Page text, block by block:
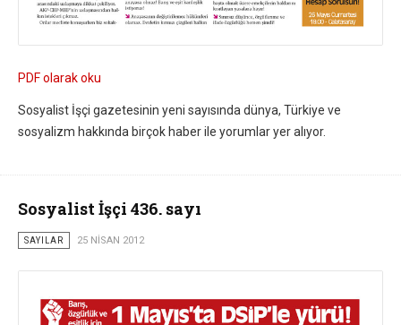
PDF olarak oku
Sosyalist İşçi gazetesinin yeni sayısında dünya, Türkiye ve
sosyalizm hakkında birçok haber ile yorumlar yer alıyor.
Sosyalist İşçi 436. sayı
SAYILAR 25 NISAN 2012